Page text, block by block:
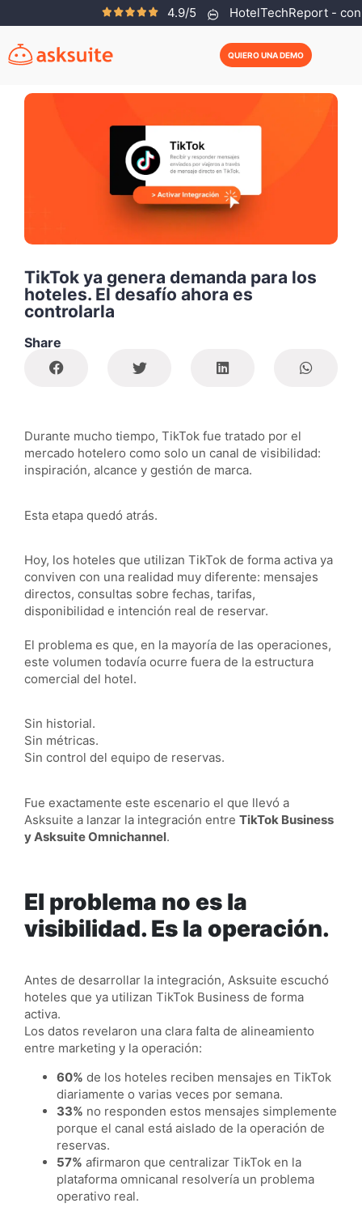
4.9/5 HotelTechReport -
QUIERO UNA DEMO
TikTok ya genera demanda para los
hoteles. El desafío ahora es
controlarla
Share
Durante mucho tiempo, TikTok fue tratado por el
mercado hotelero como solo un canal de visibilidad:
inspiración, alcance y gestión de marca.
Esta etapa quedó atrás.
Hoy, los hoteles que utilizan TikTok de forma activa ya
conviven con una realidad muy diferente: mensajes
directos, consultas sobre fechas, tarifas,
disponibilidad e intención real de reservar.
El problema es que, en la mayoría de las operaciones,
este volumen todavía ocurre fuera de la estructura
comercial del hotel.
Sin historial.
Sin métricas.
Sin control del equipo de reservas.
Fue exactamente este escenario el que llevó a
Asksuite a lanzar la integración entre TikTok Business
y Asksuite Omnichannel.
El problema no es la
visibilidad. Es la operación.
Antes de desarrollar la integración, Asksuite escuchó
hoteles que ya utilizan TikTok Business de forma
activa.
Los datos revelaron una clara falta de alineamiento
entre marketing y la operación:
60% de los hoteles reciben mensajes en TikTok
diariamente o varias veces por semana.
33% no responden estos mensajes simplemente
porque el canal está aislado de la operación de
reservas.
57% afirmaron que centralizar TikTok en la
plataforma omnicanal resolvería un problema
operativo real.